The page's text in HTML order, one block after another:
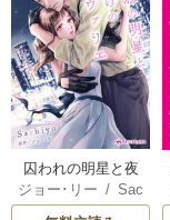
囚われの明星と夜
明けのシュヴァリ
エ
ジョー･リー /Sac
hiyo